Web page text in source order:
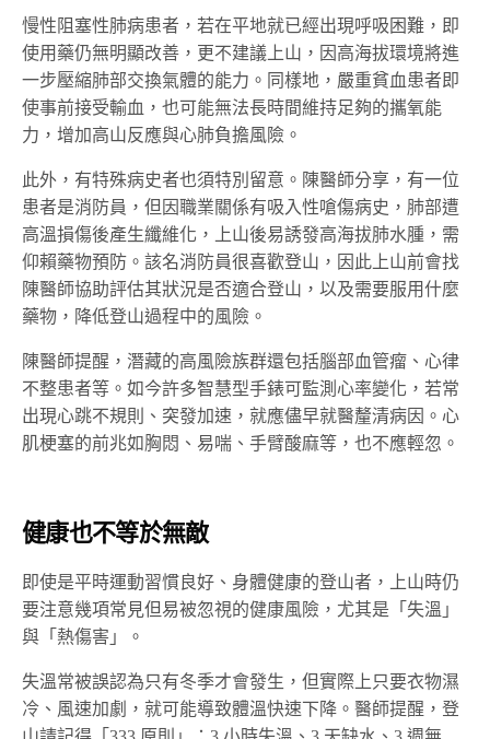
慢性阻塞性肺病患者，若在平地就已經出現呼吸困難，即
使用藥仍無明顯改善，更不建議上山，因高海拔環境將進
一步壓縮肺部交換氣體的能力。同樣地，嚴重貧血患者即
使事前接受輸血，也可能無法長時間維持足夠的攜氧能
力，增加高山反應與心肺負擔風險。
此外，有特殊病史者也須特別留意。陳醫師分享，有一位
患者是消防員，但因職業關係有吸入性嗆傷病史，肺部遭
高溫損傷後產生纖維化，上山後易誘發高海拔肺水腫，需
仰賴藥物預防。該名消防員很喜歡登山，因此上山前會找
陳醫師協助評估其狀況是否適合登山，以及需要服用什麼
藥物，降低登山過程中的風險。
陳醫師提醒，潛藏的高風險族群還包括腦部血管瘤、心律
不整患者等。如今許多智慧型手錶可監測心率變化，若常
出現心跳不規則、突發加速，就應儘早就醫釐清病因。心
肌梗塞的前兆如胸悶、易喘、手臂酸麻等，也不應輕忽。
健康也不等於無敵
即使是平時運動習慣良好、身體健康的登山者，上山時仍
要注意幾項常見但易被忽視的健康風險，尤其是「失溫」
與「熱傷害」。
失溫常被誤認為只有冬季才會發生，但實際上只要衣物濕
冷、風速加劇，就可能導致體溫快速下降。醫師提醒，登